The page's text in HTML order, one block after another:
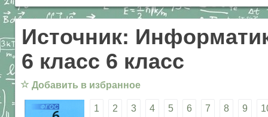
Источник:
6 класс 6 класс
☆ Добавить в избранное
1 2 3 4 5 6 7 8 9